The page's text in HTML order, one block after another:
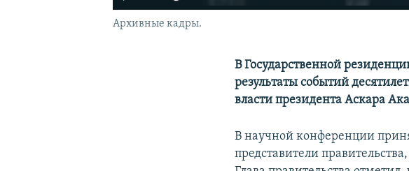
Архивные кадры.
В Государственной
результаты событий
власти президента Аскара
В научной конференции
представители